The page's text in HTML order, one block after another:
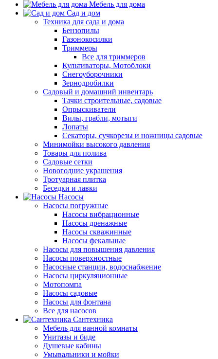
Мебель для дома
Сад и дом
Техника для сада и дома
Бензопилы
Газонокосилки
Триммеры
Все для триммеров
Культиваторы, Мотоблоки
Снегоуборочники
Зернодробилки
Садовый и домашний инвентарь
Тачки строительные, садовые
Опрыскиватели
Вилы, грабли, мотыги
Лопаты
Секаторы, сучкорезы и ножницы садовые
Минимойки высокого давления
Товары для полива
Садовые сетки
Новогодние украшения
Тротуарная плитка
Беседки и лавки
Насосы
Насосы погружные
Насосы вибрационные
Насосы дренажные
Насосы скважинные
Насосы фекальные
Насосы для повышения давления
Насосы поверхностные
Насосные станции, водоснабжение
Насосы циркуляционные
Мотопомпа
Насосы садовые
Насосы для фонтана
Все для насосов
Сантехника
Мебель для ванной комнаты
Унитазы и биде
Душевые кабины
Умывальники и мойки